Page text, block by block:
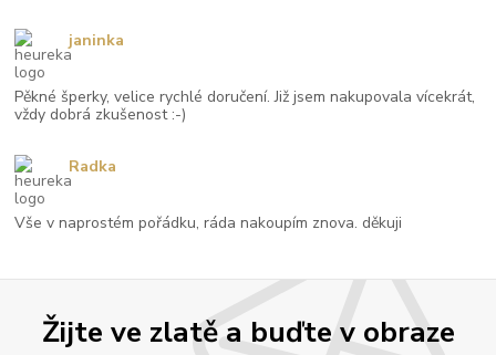
Žijte ve zlatě a buďte v obraze
Pěkné šperky, velice rychlé doručení. Již jsem nakupovala vícekrát,
vždy dobrá zkušenost :-)
janinka
Vše v naprostém pořádku, ráda nakoupím znova. děkuji
Radka